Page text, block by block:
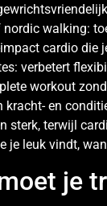
nordic walking:
cardio die
verbetert
workout
kracht- en
sterk, terwijl
je leuk vindt,
je